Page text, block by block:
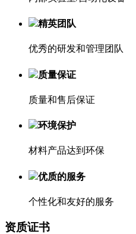
精英团队
优秀的研发和管理团队
质量保证
质量和售后保证
环境保护
材料产品达到环保
优质的服务
个性化和友好的服务
资质证书